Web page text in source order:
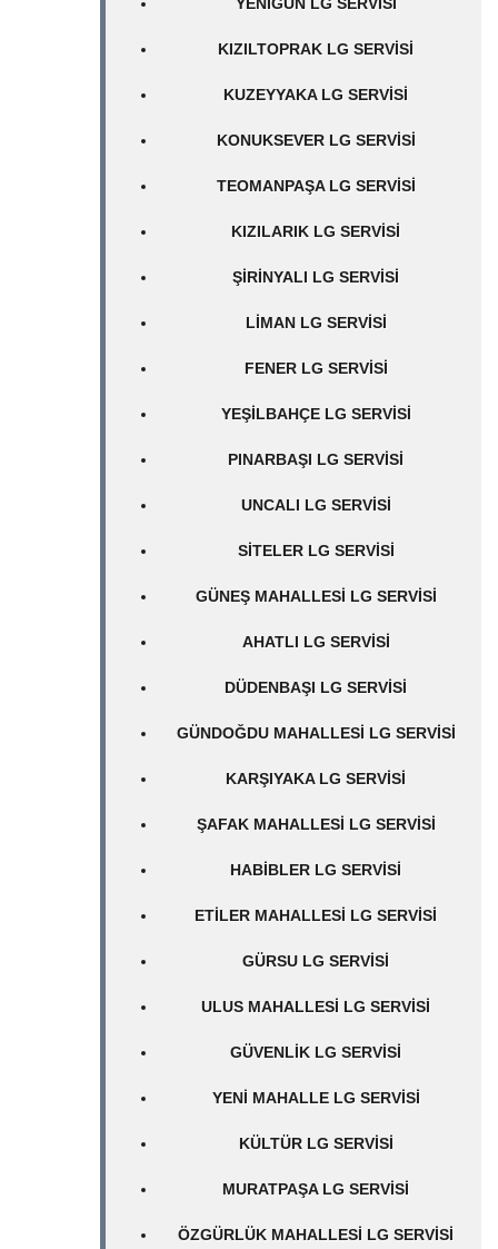
KIZILTOPRAK LG SERVISI
KUZEYYAKA LG SERVISI
KONUKSEVER LG SERVISI
TEOMANPAŞA LG SERVISI
KIZILARIK LG SERVISI
ŞIRINYALI LG SERVISI
LIMAN LG SERVISI
FENER LG SERVISI
YEŞILBAHÇE LG SERVISI
PINARBAŞI LG SERVISI
UNCALI LG SERVISI
SITELER LG SERVISI
GÜNEŞ MAHALLESI LG SERVISI
AHATLI LG SERVISI
DÜDENBAŞI LG SERVISI
GÜNDOĞDU MAHALLESI LG SERVISI
KARŞIYAKA LG SERVISI
ŞAFAK MAHALLESI LG SERVISI
HABIBLER LG SERVISI
ETILER MAHALLESI LG SERVISI
GÜRSU LG SERVISI
ULUS MAHALLESI LG SERVISI
GÜVENLIK LG SERVISI
YENI MAHALLE LG SERVISI
KÜLTÜR LG SERVISI
MURATPAŞA LG SERVISI
ÖZGÜRLÜK MAHALLESI LG SERVISI